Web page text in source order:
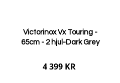
Victorinox Vx Touring -
65cm - 2 hjul-Dark Grey
4 399 KR